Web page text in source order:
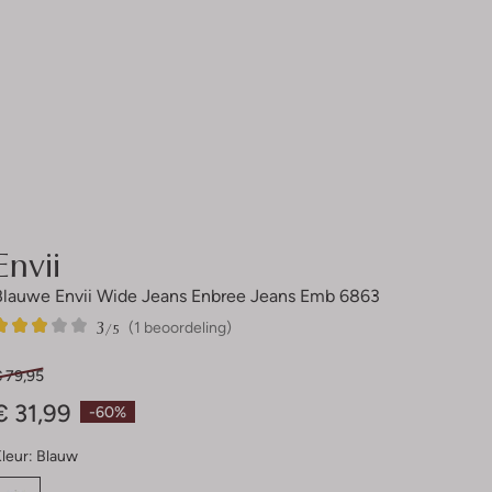
Envii Wide Jeans Enbree Jeans Emb 6863
(1 beoordeling)
3/5
-60%
79,95
31,99
Blauw